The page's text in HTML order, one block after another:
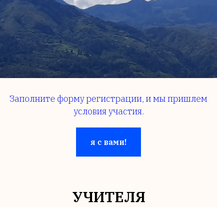
Заполните форму регистрации, и мы пришлем
условия участия.
я с вами!
УЧИТЕЛЯ